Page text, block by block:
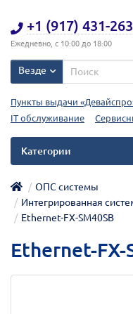
+1 (917) 431-
Ежедневно, с 10:00 до 18:00
Везде
Пункты выдачи
IT обслуживание
Категории
ОПС системы
Интегрированная
Ethernet-FX-SM40SB
Ethernet-FX-